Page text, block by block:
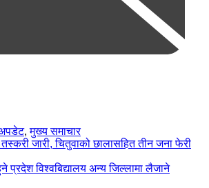
,मुख्य समाचार
जारी, चितुवाको छालासहित तीन जना फेरी
प्रदेश विश्वबिद्यालय अन्य जिल्लामा लैजाने